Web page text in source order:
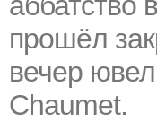
прошёл
вечер
Chaumet.